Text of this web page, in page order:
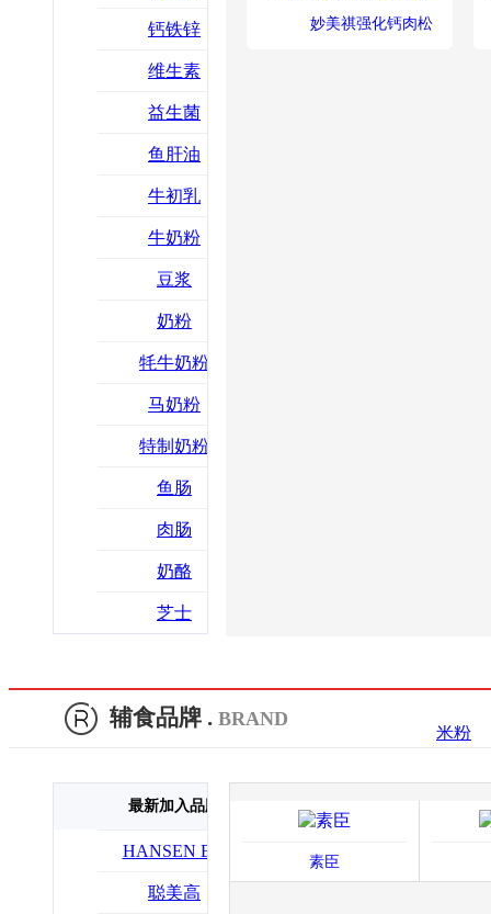
钙铁锌
维生素
益生菌
鱼肝油
牛初乳
牛奶粉
豆浆
奶粉
牦牛奶粉
马奶粉
特制奶粉
鱼肠
肉肠
奶酪
芝士
妙美祺强化钙肉松
辅食品牌 . BRAND
米粉
最新加入品牌
​HANSEN BI0
聪美高
素臣